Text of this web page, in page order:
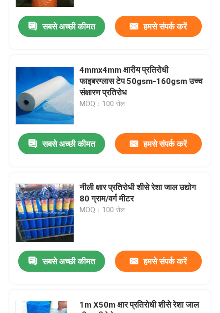
चुंबकीय जाल दरवाजा पर्दा
पीई छाया नेट
कृषि कीट जाल
पीई टारपॉलिन
प्लास्टिक जाल जाल
क्षार प्रतिरोधी शीसे रेशा जाल
नायलॉन केबल टाई
चुंबकीय प्लास्टिक के दरवाजे का पर्दा
सबसे अच्छी कीमत हमसे संपर्क करें
4mmx4mm क्षारीय प्रतिरोधी
फाइबरग्लास टेप 50gsm-160gsm उच्च
संक्षारण प्रतिरोध
MOQ：100 रोल
सबसे अच्छी कीमत हमसे संपर्क करें
नीली क्षार प्रतिरोधी शीसे रेशा जाल उद्योग
80 ग्राम/वर्ग मीटर
MOQ：100 रोल
सबसे अच्छी कीमत हमसे संपर्क करें
1m X50m क्षार प्रतिरोधी शीसे रेशा जाल